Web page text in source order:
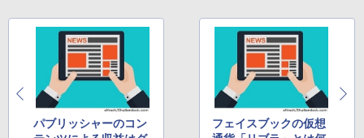
パブリッシャーのコン
フェイスブックの仮想